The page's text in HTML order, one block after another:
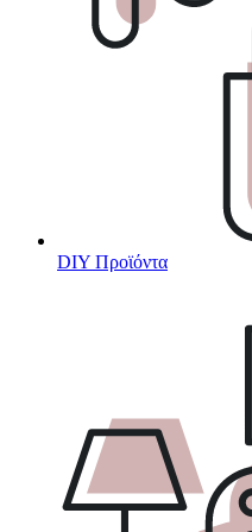
DIY Προϊόντα